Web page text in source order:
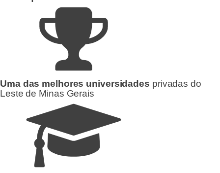
Uma das melhores universidades privadas do
Leste de Minas Gerais